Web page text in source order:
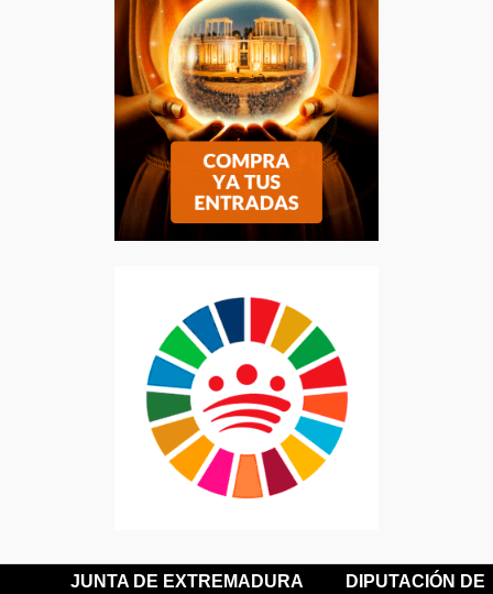
JUNTA DE EXTREMADURA
DIPUTACIÓN DE